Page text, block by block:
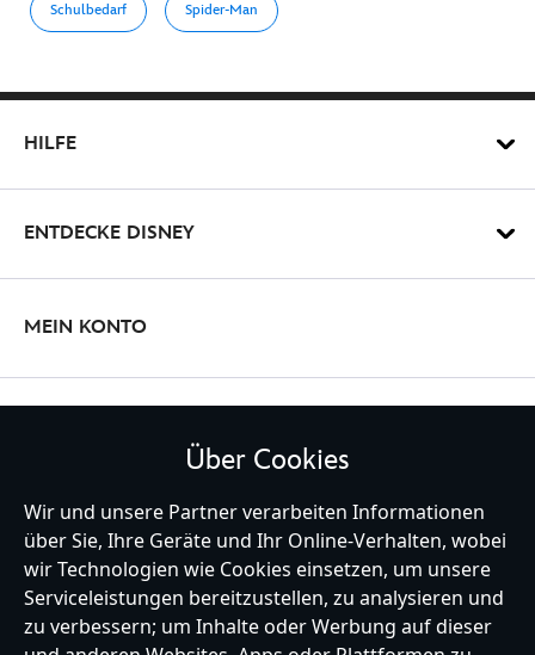
Schulbedarf Spider-Man
HILFE
ENTDECKE DISNEY
MEIN KONTO
Germany
Über Cookies
Wir und unsere Partner verarbeiten Informationen
über Sie, Ihre Geräte und Ihr Online-Verhalten, wobei
wir Technologien wie Cookies einsetzen, um unsere
Serviceleistungen bereitzustellen, zu analysieren und
zu verbessern; um Inhalte oder Werbung auf dieser